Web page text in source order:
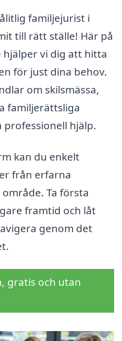
familjejurist i
till rätt ställe! Här på
vi dig att hitta
för just dina behov.
om skilsmässa,
familjerättsliga
professionell hjälp.
kan du enkelt
från erfarna
Ta första
framtid och låt
genom det
gratis och utan